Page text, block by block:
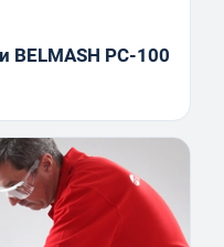
PC-100